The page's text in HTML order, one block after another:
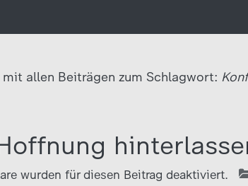
allen Beiträgen zum Schlagwort:
wurden für diesen Beitrag deaktiviert.